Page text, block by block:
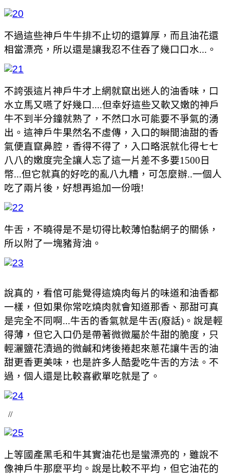
不過這些神戶牛牛排不止切的還算厚，而且油花還
相當漂亮，所以還是讓我忍不住吞了幾口口水...。
不誇張這片神戶牛才上網就竄出迷人的油香味，口
水立馬又嚥了好幾口....但幸好這些又軟又嫩的神戶
牛不到半分鐘就熟了，不然口水可能要不爭氣的湧
出。這神戶牛果然名不虛傳，入口的瞬間油甜的香
氣便直竄鼻腔，香得不得了，入口略泯就化得七七
八八的嫩度完全讓人忘了這一片差不多要1500日
幣...但它就真的好吃的亂八九糟，可怎麼辦..一個人
吃了兩片後，好想再追加一份哦!
牛舌，不曉得是不是切得比較薄怕黏網子的關係，
所以附了一塊豬背油。
說真的，看倌可能覺得這燒肉每片的味道和油香都
一樣，但如果你常吃燒肉就會知道那香、那甜可真
是完全不同啊...牛舌的香氣就是牛舌(廢話)。說是輕
得薄，但它入口仍是帶著微微屬於牛甜的脆度，只
輕灑鹽花漬過的微鹹和烤後捲起來蔥花讓牛舌的油
甜更香更美味，也是許多人酷愛吃牛舌的方法。不
過，個人還是比較喜歡單吃就是了。
//
上等國產黑毛和牛其實油花也是蠻漂亮的，雖說不
像神戶牛那麼平均。說是比較不平均，但它油花的